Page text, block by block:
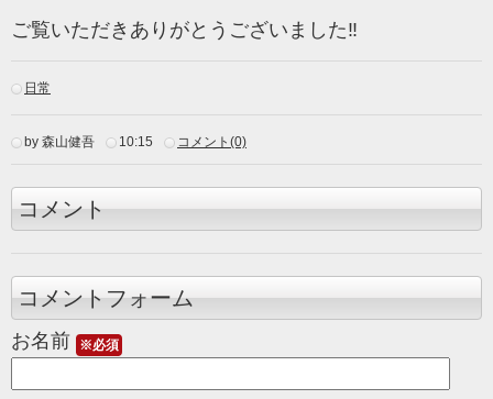
ご覧いただきありがとうございました‼
日常
by 森山健吾 10:15 コメント(0)
コメント
コメントフォーム
お名前 ※必須